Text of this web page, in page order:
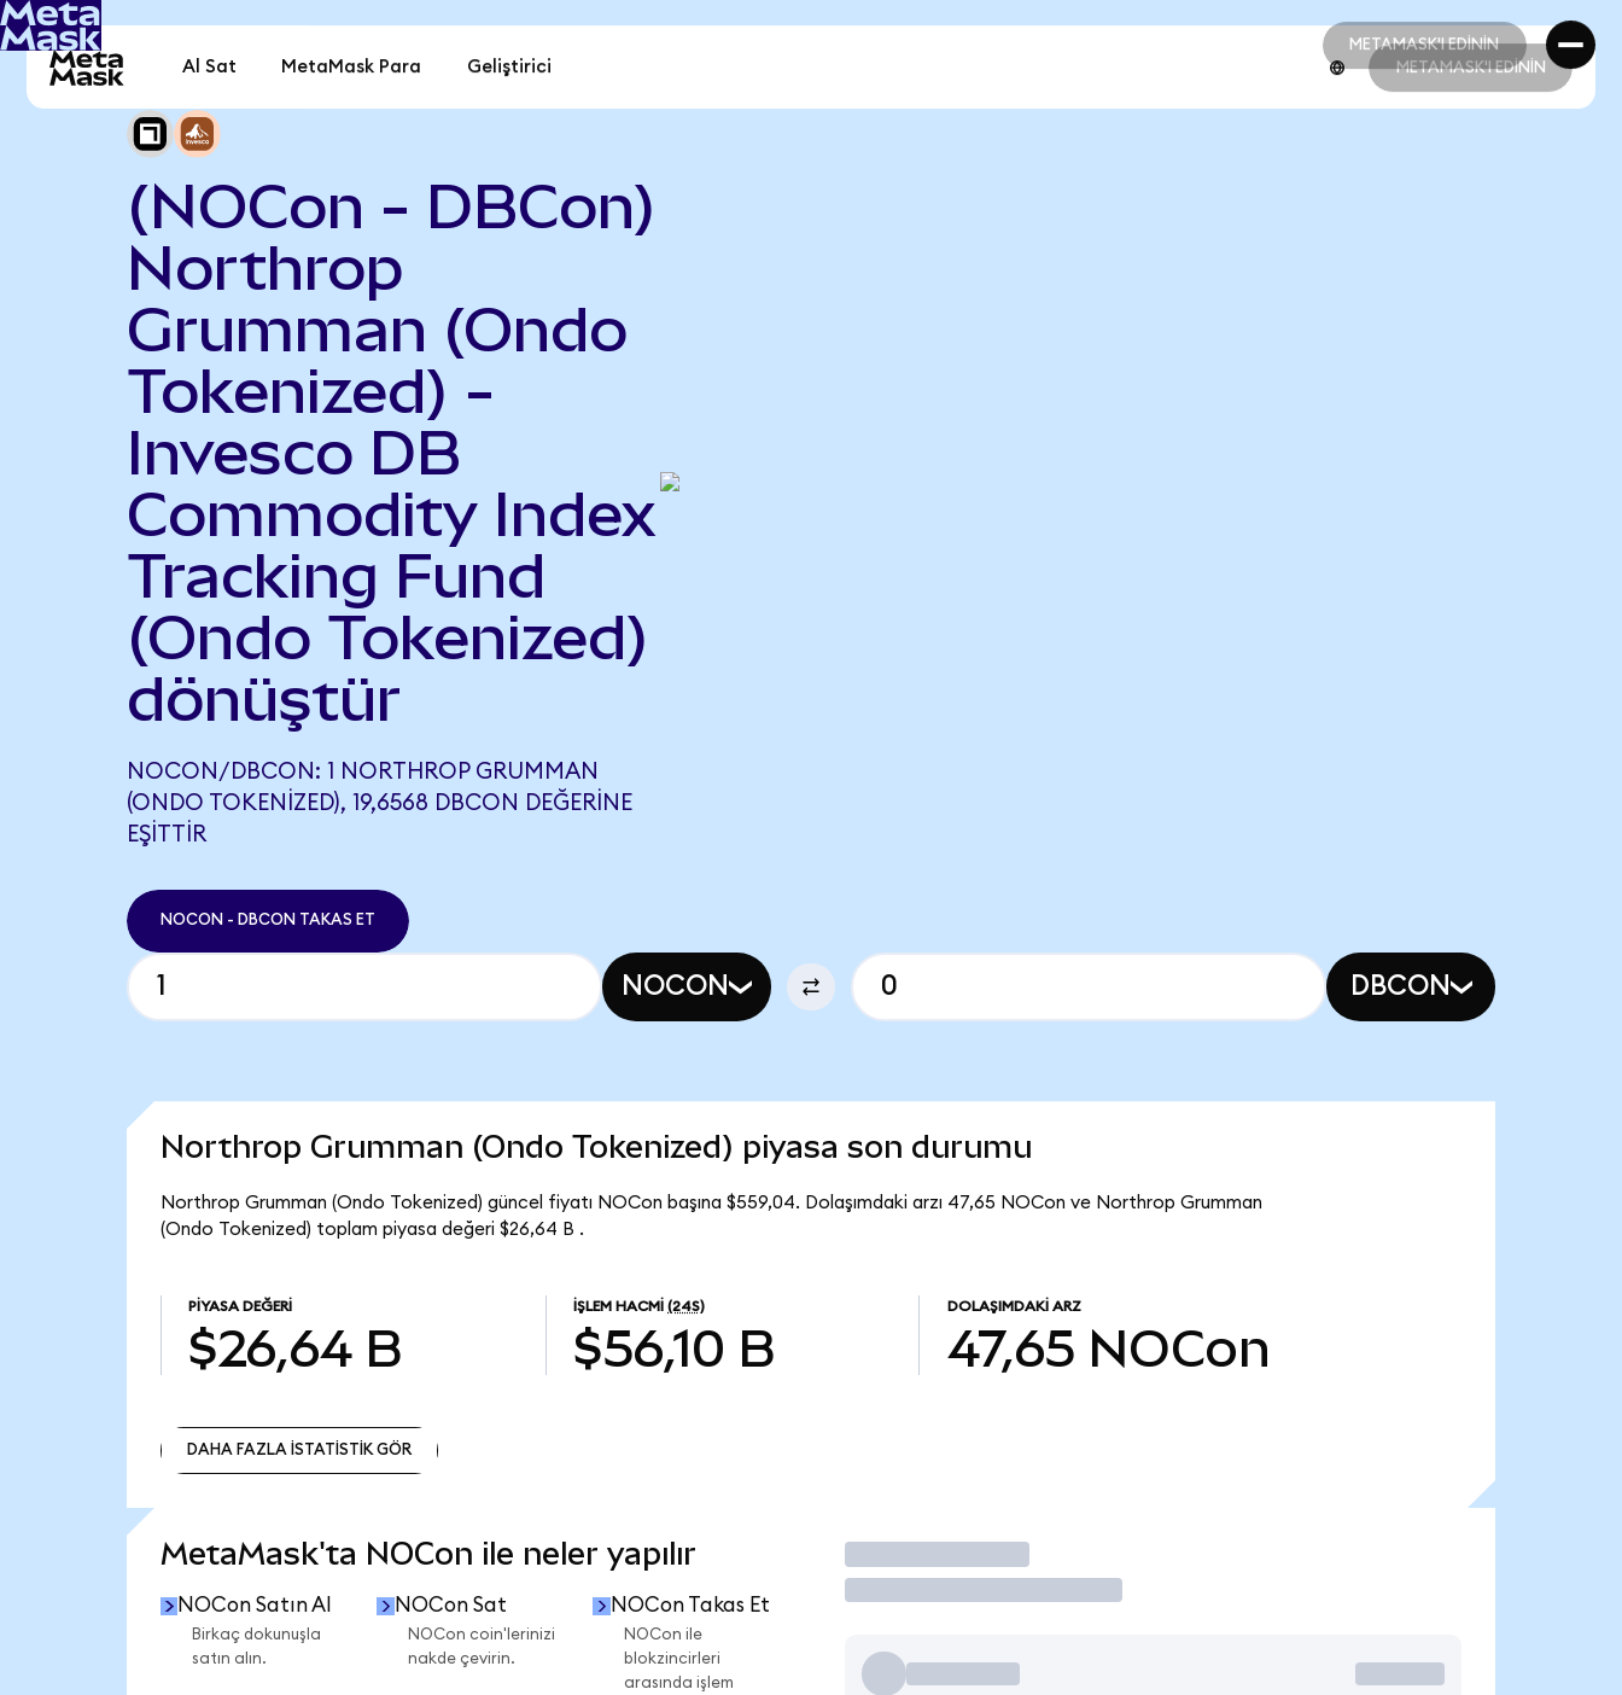
METAMASK'I EDİNİN
METAMASK'I EDİNİN
Al Sat MetaMask Para Geliştirici METAMASK'I EDİNİN
(NOCon - DBCon)
Northrop
Grumman (Ondo
Tokenized) -
Invesco DB
Commodity Index
Tracking Fund
(Ondo Tokenized)
dönüştür
NOCON/DBCON: 1 NORTHROP GRUMMAN
(ONDO TOKENIZED), 19,6568 DBCON DEĞERINE
EŞITTIR
NOCON - DBCON TAKAS ET
NOCON DBCON
Northrop Grumman (Ondo Tokenized) piyasa son durumu
Northrop Grumman (Ondo Tokenized) güncel fiyatı NOCon başına $559,04. Dolaşımdaki arzı 47,65 NOCon ve Northrop Grumman
(Ondo Tokenized) toplam piyasa değeri $26,64 B .
PIYASA DEĞERI
$26,64 B
İŞLEM HACMI (24S)
$56,10 B
DOLAŞIMDAKI ARZ
47,65 NOCon
DAHA FAZLA İSTATİSTİK GÖR
MetaMask'ta NOCon ile neler yapılır
NOCon Satın Al
Birkaç dokunuşla
satın alın.
NOCon Sat
NOCon coin'lerinizi
nakde çevirin.
NOCon Takas Et
NOCon ile
blokzincirleri
arasında işlem
İşlem Yap